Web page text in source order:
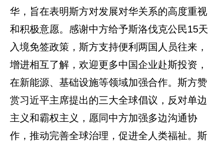
华，旨在表明斯方对发展对华关系的高度重视
和积极意愿。感谢中方给予斯洛伐克公民15天
入境免签政策，斯方支持便利两国人员往来，
增进相互了解，欢迎更多中国企业赴斯投资，
在新能源、基础设施等领域加强合作。斯方赞
赏习近平主席提出的三大全球倡议，反对单边
主义和霸权主义，愿同中方加强多边沟通协
作，推动完善全球治理，促进全人类福祉。斯